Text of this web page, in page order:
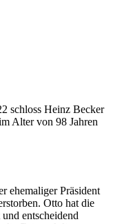
schloss Heinz Becker
Alter von 98 Jahren
ehemaliger Präsident
Otto hat die
entscheidend